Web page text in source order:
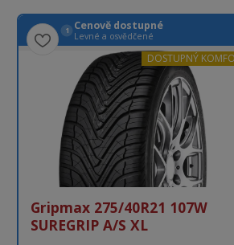
1 Cenově dostupné
Levné a osvědčené
DOSTUPNÝ
Gripmax 275/40R21 107W
SUREGRIP A/S XL